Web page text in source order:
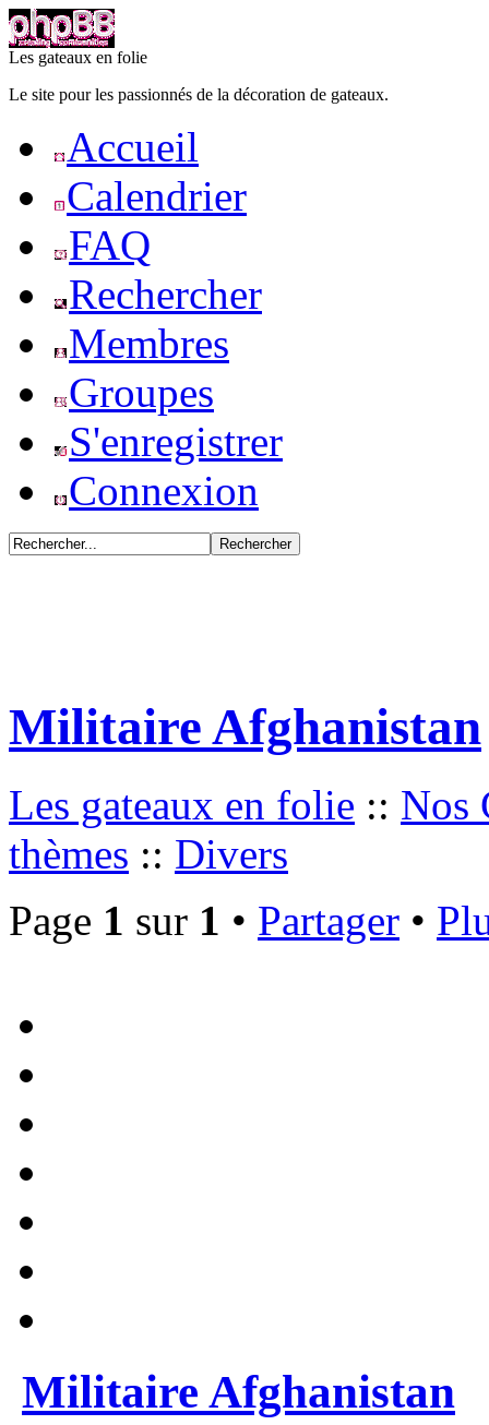
Les gateaux en folie
Le site pour les passionnés de la décoration de gateaux.
Accueil
Calendrier
FAQ
Rechercher
Membres
Groupes
S'enregistrer
Connexion
Militaire Afghanistan
Les gateaux en folie :: Nos
thèmes :: Divers
Page 1 sur 1 • Partager •
Militaire Afghanistan